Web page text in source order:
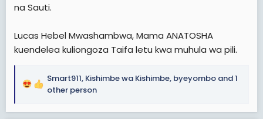
na Sauti.
Lucas Hebel Mwashambwa, Mama ANATOSHA
kuendelea kuliongoza Taifa letu kwa muhula wa pili.
R
a
Smart911, Kishimbe wa Kishimbe, byeyombo and 1
other person